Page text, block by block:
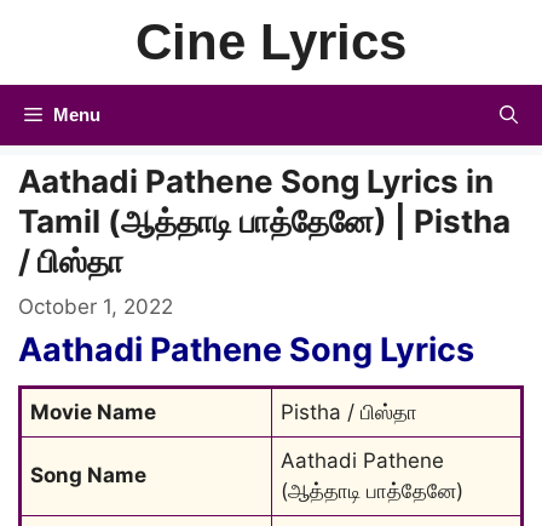
Cine Lyrics
Menu
Aathadi Pathene Song Lyrics in
Tamil (ஆத்தாடி பாத்தேனே) | Pistha
/ பிஸ்தா
October 1, 2022
Aathadi Pathene Song Lyrics
Movie Name Pistha / பிஸ்தா
Song Name
Aathadi Pathene
(ஆத்தாடி பாத்தேனே)